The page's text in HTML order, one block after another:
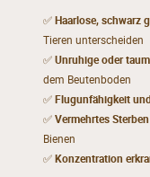
✅Haarlose, schwarz
Tieren unterscheiden
✅Unruhige oder
dem Beutenboden
✅Flugunfähigkeit
✅Vermehrtes
Bienen
✅Konzentration